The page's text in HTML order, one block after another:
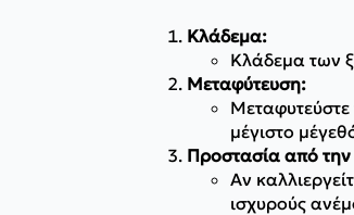
Κλάδεμα:
Κλάδεμα των
Μεταφύτευση:
Μεταφυτεύστε
μέγιστο
Προστασία από την
Αν
ισχυρούς